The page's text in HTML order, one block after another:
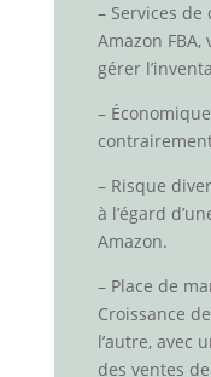
– Services
Amazon FBA,
gérer
–
– Risque
à l’égard
Amazon.
– Place de
Croissance
l’autre, avec
des ventes